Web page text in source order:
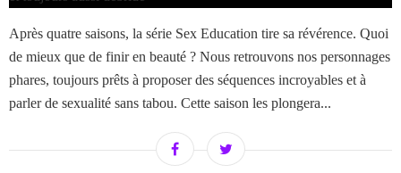
Après quatre saisons, la série Sex Education tire sa révérence. Quoi
de mieux que de finir en beauté ? Nous retrouvons nos personnages
phares, toujours prêts à proposer des séquences incroyables et à
parler de sexualité sans tabou. Cette saison les plongera...